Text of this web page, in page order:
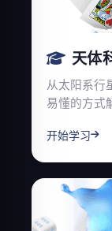
天体
从太阳系行
易懂的方式
开始学习